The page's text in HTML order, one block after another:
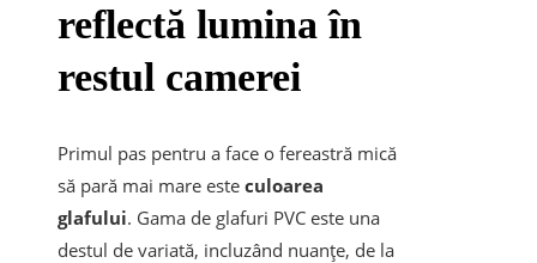
reflectă lumina în
restul camerei
Primul pas pentru a face o fereastră mică
să pară mai mare este culoarea
glafului. Gama de glafuri PVC este una
destul de variată, incluzând nuanțe, de la